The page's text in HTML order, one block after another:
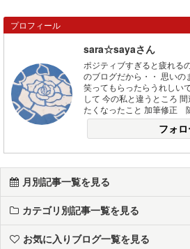
プロフィール
sara☆sayaさん
ポジティブすぎると疲れる
のブログだから・・ 思い
笑ってもらったらうれしい
して 今の私と違うところ
たくなったこと 加筆修正
フォ
月別記事一覧を見る
カテゴリ別記事一覧を見る
お気に入りブログ一覧を見る